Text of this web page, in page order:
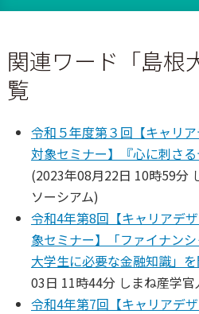
関連ワード「島根
覧
令和５年度第３回【キャリ
対象セミナー】『心に刺さ
(2023年08月22日 10時59分
ソーシアム)
令和4年第8回【キャリアデ
象セミナー】「ファイナン
大学生に必要な金融知識」
03日 11時44分 しまね産学
令和4年第7回【キャリアデ